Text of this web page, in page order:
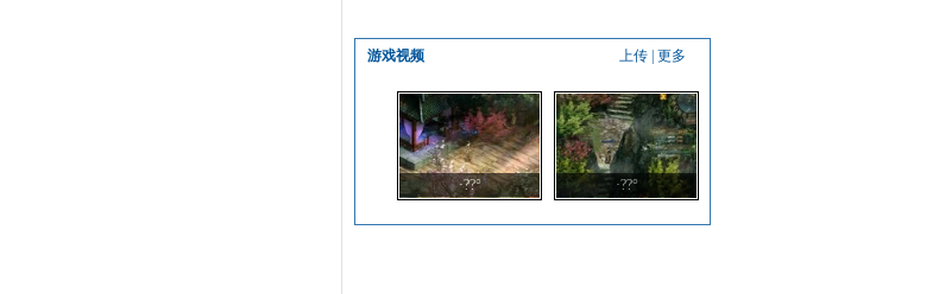
上传 更多
游戏视频
·??° ·??°